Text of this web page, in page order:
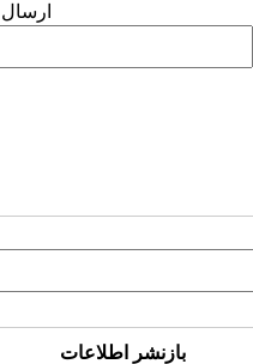
بازنشر اطلاعات